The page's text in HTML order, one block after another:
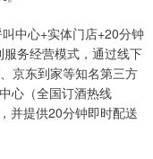
中心+实体门店+20分钟
务经营模式，通过线下
京东到家等知名第三方
心（全国订酒热线
并提供20分钟即时配送